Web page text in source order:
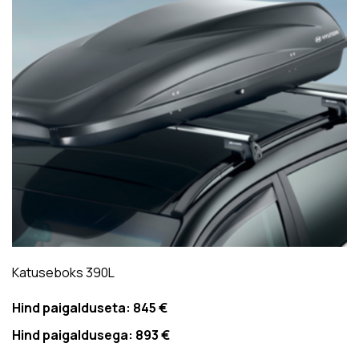
Katuseboks 390L
Hind paigalduseta: 845 €
Hind paigaldusega: 893 €